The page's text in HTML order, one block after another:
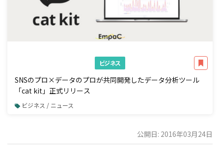
ビジネス
SNSのプロ×データのプロが共同開発したデータ分析ツール
「cat kit」正式リリース
ビジネス / ニュース
公開日: 2016年03月24日